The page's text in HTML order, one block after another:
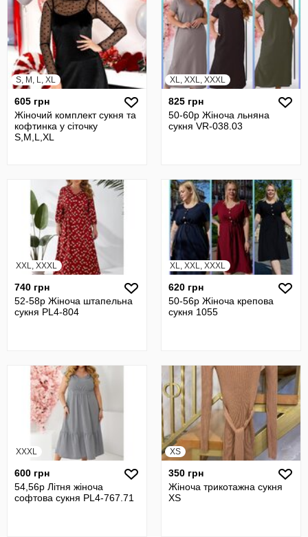
S, M, L, XL
605 грн
Жіночий комплект сукня та
кофтинка у сіточку
S,M,L,XL
XL, XXL, XXXL
825 грн
50-60р Жіноча льняна
сукня VR-038.03
XXL, XXXL
740 грн
52-58р Жіноча штапельна
сукня PL4-804
XL, XXL, XXXL
620 грн
50-56р Жіноча крепова
сукня 1055
XXXL
600 грн
54,56р Літня жіноча
софтова сукня PL4-767.71
XS
350 грн
Жіноча трикотажна сукня
XS